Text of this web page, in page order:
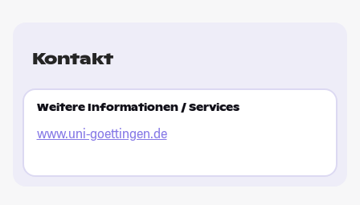
Kontakt
Weitere Informationen / Services
www.uni-goettingen.de